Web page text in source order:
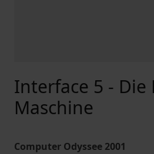
Interface 5 - Die
Maschine
Computer Odyssee 2001